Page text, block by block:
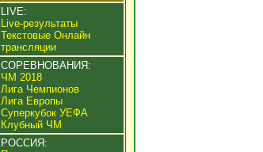
LIVE:
Live-результаты
Текстовые Онлайн
трансляции
СОРЕВНОВАНИЯ:
ЧМ 2018
Лига Чемпионов
Лига Европы
Суперкубок УЕФА
Клубный ЧМ
РОССИЯ: